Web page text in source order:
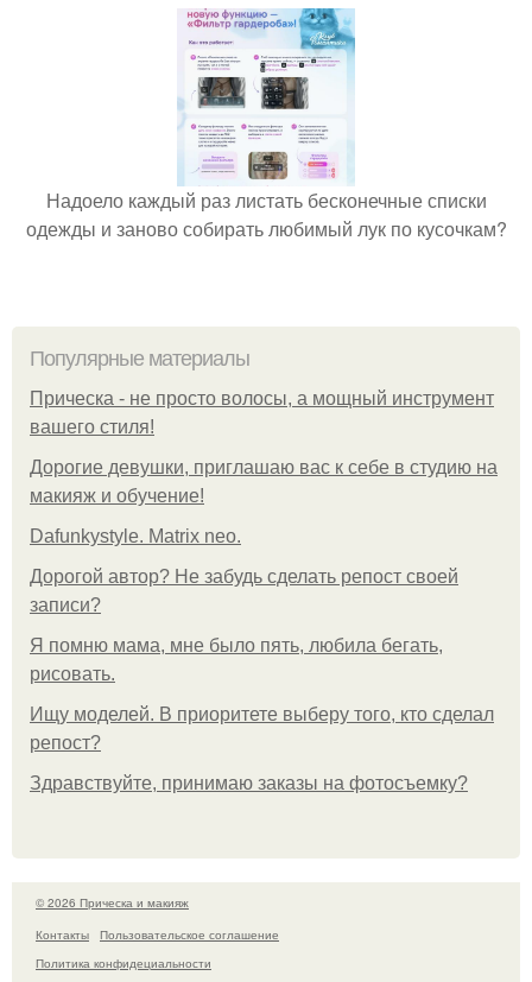
Надоело каждый раз листать бесконечные списки
одежды и заново собирать любимый лук по кусочкам?
Популярные материалы
Прическа - не просто волосы, а мощный инструмент
вашего стиля!
Дорогие девушки, приглашаю вас к себе в студию на
макияж и обучение!
Dafunkystyle. Matrix neo.
Дорогой автор? Не забудь сделать репост своей
записи?
Я помню мама, мне было пять, любила бегать,
рисовать.
Ищу моделей. В приоритете выберу того, кто сделал
репост?
Здравствуйте, принимаю заказы на фотосъемку?
© 2026 Прическа и макияж
Контакты
Пользовательское соглашение
Политика конфидециальности